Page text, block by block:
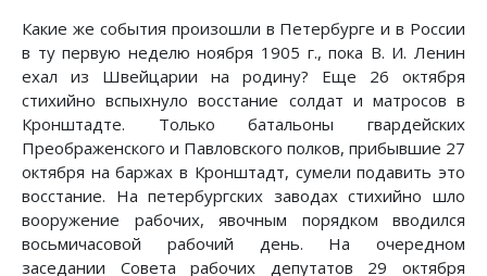
Какие же события произошли в Петербурге и в России
в ту первую неделю ноября 1905 г., пока В. И. Ленин
ехал из Швейцарии на родину? Еще 26 октября
стихийно вспыхнуло восстание солдат и матросов в
Кронштадте. Только батальоны гвардейских
Преображенского и Павловского полков, прибывшие 27
октября на баржах в Кронштадт, сумели подавить это
восстание. На петербургских заводах стихийно шло
вооружение рабочих, явочным порядком вводился
восьмичасовой рабочий день. На очередном
заседании Совета рабочих депутатов 29 октября